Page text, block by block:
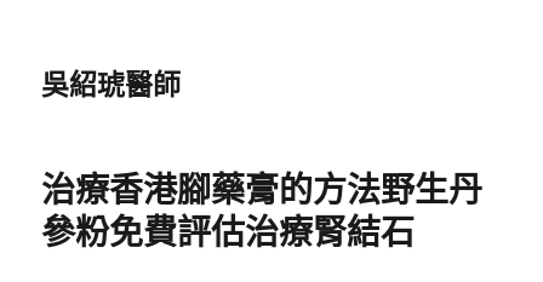
吳紹琥醫師
治療香港腳藥膏的方法野生丹
參粉免費評估治療腎結石